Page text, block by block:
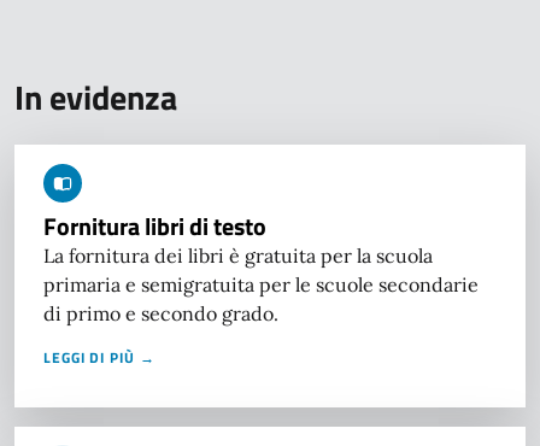
In evidenza
Fornitura libri di testo
La fornitura dei libri è gratuita per la scuola
primaria e semigratuita per le scuole secondarie
di primo e secondo grado.
LEGGI DI PIÙ →